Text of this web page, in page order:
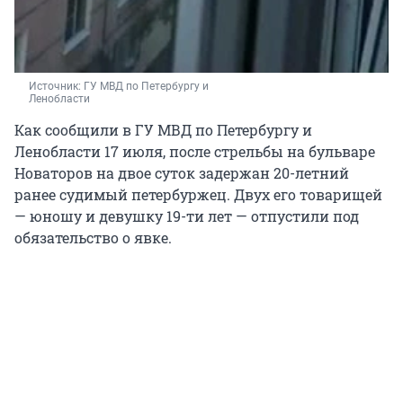
Источник: ГУ МВД по Петербургу и
Ленобласти
Как сообщили в ГУ МВД по Петербургу и
Ленобласти 17 июля, после стрельбы на бульваре
Новаторов на двое суток задержан 20-летний
ранее судимый петербуржец. Двух его товарищей
— юношу и девушку 19-ти лет — отпустили под
обязательство о явке.